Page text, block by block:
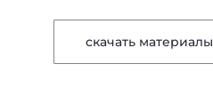
скачать материалы